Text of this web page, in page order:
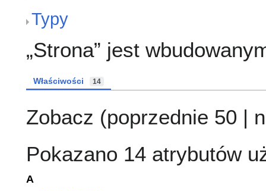
Typy
„Strona” jest
Właściwości 14
Zobacz (poprzednie 50 |
Pokazano 14 atrybutów
A